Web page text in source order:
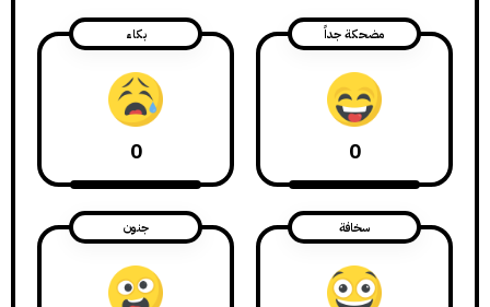
مضحكة جداً
0
بكاء
0
سخافة جنون